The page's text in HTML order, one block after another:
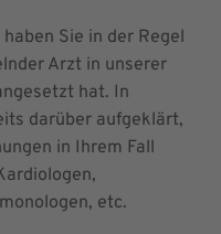
Sie in der Regel
Arzt in unserer
hat. In
darüber aufgeklärt,
in Ihrem Fall
etc.